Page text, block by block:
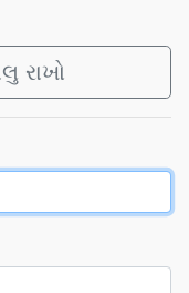
રાખો